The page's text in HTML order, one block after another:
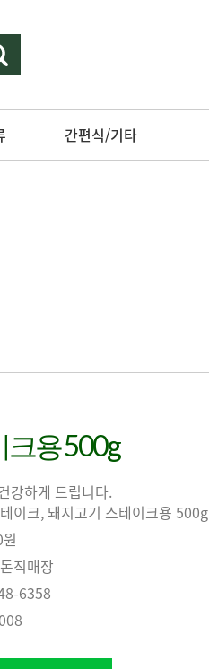
간편식/기타
용 500g
강하게 드립니다.
이크, 돼지고기 스테이크용 500g
직매장
6358